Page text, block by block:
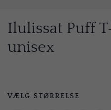
Ilulissat Puff
unisex
VÆLG STØRRELSE